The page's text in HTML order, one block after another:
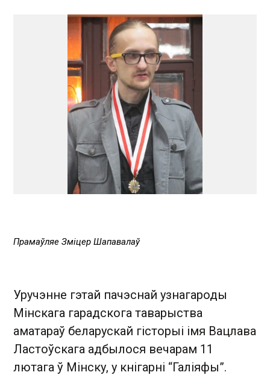
Прамаўляе Зміцер Шапавалаў
Уручэнне гэтай пачэснай узнагароды
Мінскага гарадскога таварыства
аматараў беларускай гісторыі імя Вацлава
Ластоўскага адбылося вечарам 11
лютага ў Мінску, у кнігарні “Галіяфы”.